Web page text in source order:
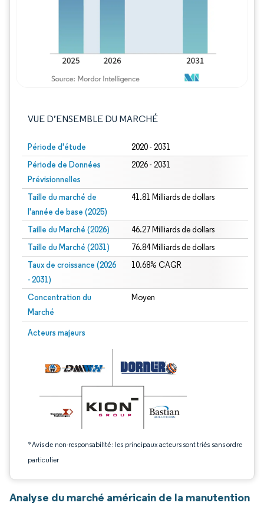
VUE D’ENSEMBLE DU MARCHÉ
Période d'étude 2020 - 2031
Période de Données
Prévisionnelles
2026 - 2031
Taille du marché de
l'année de base (2025)
41.81 Milliards de dollars
Taille du Marché (2026) 46.27 Milliards de dollars
Taille du Marché (2031) 76.84 Milliards de dollars
Taux de croissance (2026
- 2031)
10.68% CAGR
Concentration du
Marché
Moyen
Acteurs majeurs
*Avis de non-responsabilité : les principaux acteurs sont triés sans ordre
particulier
Image © Mordor Intelligence. La réutilisation nécessite une attribution sous CC
Analyse du marché américain de la manutention